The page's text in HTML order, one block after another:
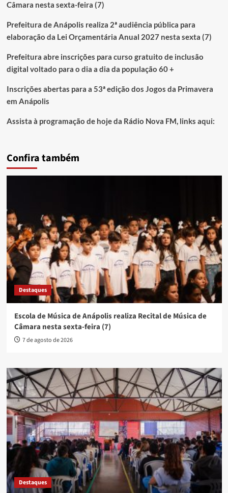
Câmara nesta sexta-feira (7)
Prefeitura de Anápolis realiza 2ª audiência pública para
elaboração da Lei Orçamentária Anual 2027 nesta sexta (7)
Prefeitura abre inscrições para curso gratuito de inclusão
digital voltado para o dia a dia da população 60 +
Inscrições abertas para a 53ª edição dos Jogos da Primavera
em Anápolis
Assista à programação de hoje da Rádio Nova FM, links aqui:
Confira também
Destaques
Escola de Música de Anápolis realiza Recital de Música de
Câmara nesta sexta-feira (7)
7 de agosto de 2026
Destaques